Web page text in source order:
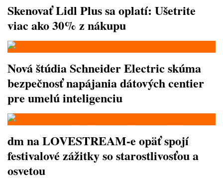
Skenovať Lidl Plus sa oplatí: Ušetrite
viac ako 30% z nákupu
Nová štúdia Schneider Electric skúma
bezpečnosť napájania dátových centier
pre umelú inteligenciu
dm na LOVESTREAM-e opäť spojí
festivalové zážitky so starostlivosťou a
osvetou